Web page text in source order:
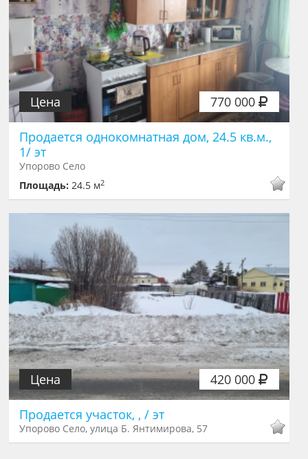
770 000
Цена
Продается однокомнатная дом, 24.5 кв.м.,
1/ эт
Упорово Село
Площадь:24.5 м2
420 000
Цена
Продается участок, , / эт
Упорово Село, улица Б. Янтимирова, 57